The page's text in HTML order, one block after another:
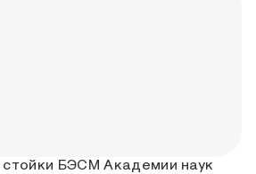
стойки БЭСМ Академии наук